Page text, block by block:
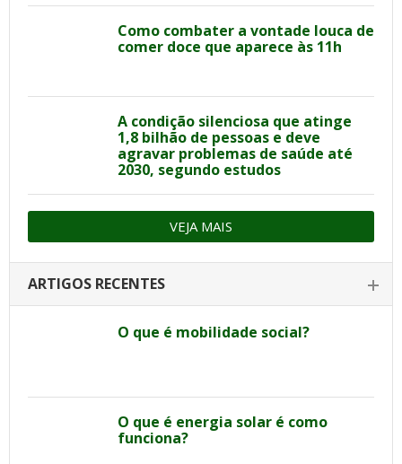
Como combater a vontade louca de
comer doce que aparece às 11h
A condição silenciosa que atinge
1,8 bilhão de pessoas e deve
agravar problemas de saúde até
2030, segundo estudos
VEJA MAIS
ARTIGOS RECENTES
O que é mobilidade social?
O que é energia solar é como
funciona?